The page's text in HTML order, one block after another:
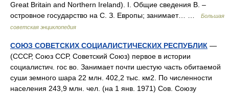
Great Britain and Northern Ireland). I. Общие сведения В. ‒
островное государство на С. З. Европы; занимает… …
Большая
советская энциклопедия
СОЮЗ СОВЕТСКИХ СОЦИАЛИСТИЧЕСКИХ РЕСПУБЛИК —
(СССР, Союз ССР, Советский Союз) первое в истории
социалистич. гос во. Занимает почти шестую часть обитаемой
суши земного шара 22 млн. 402,2 тыс. км2. По численности
населения 243,9 млн. чел. (на 1 янв. 1971) Сов. Союзу